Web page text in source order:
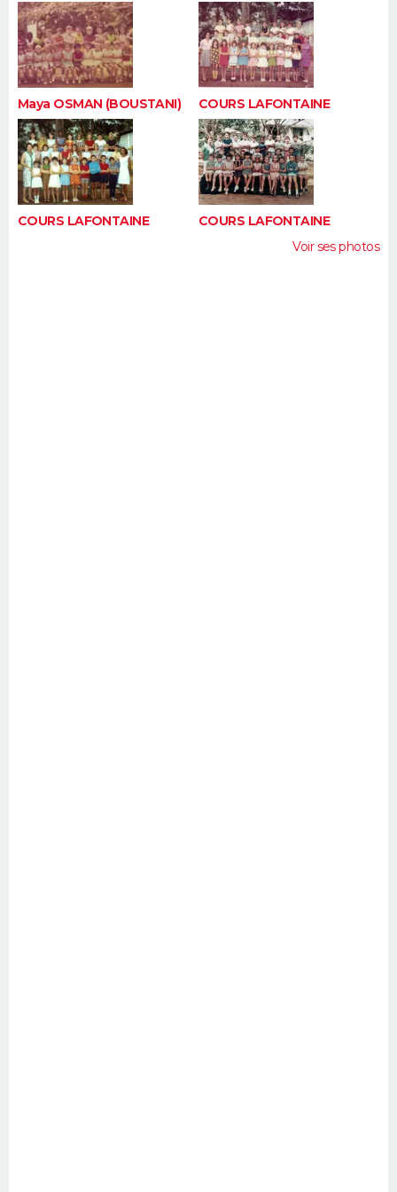
Maya OSMAN (BOUSTANI) COURS LAFONTAINE
COURS LAFONTAINE
COURS LAFONTAINE
Voir ses photos